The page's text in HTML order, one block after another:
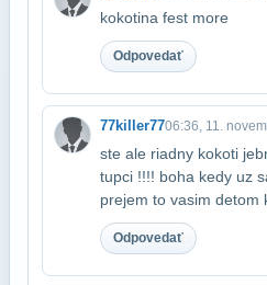
kokotina fest more
Odpovedať
77killer7706:36, 11.
ste ale riadny kokoti
tupci !!!! boha kedy uz
prejem to vasim detom
Odpovedať